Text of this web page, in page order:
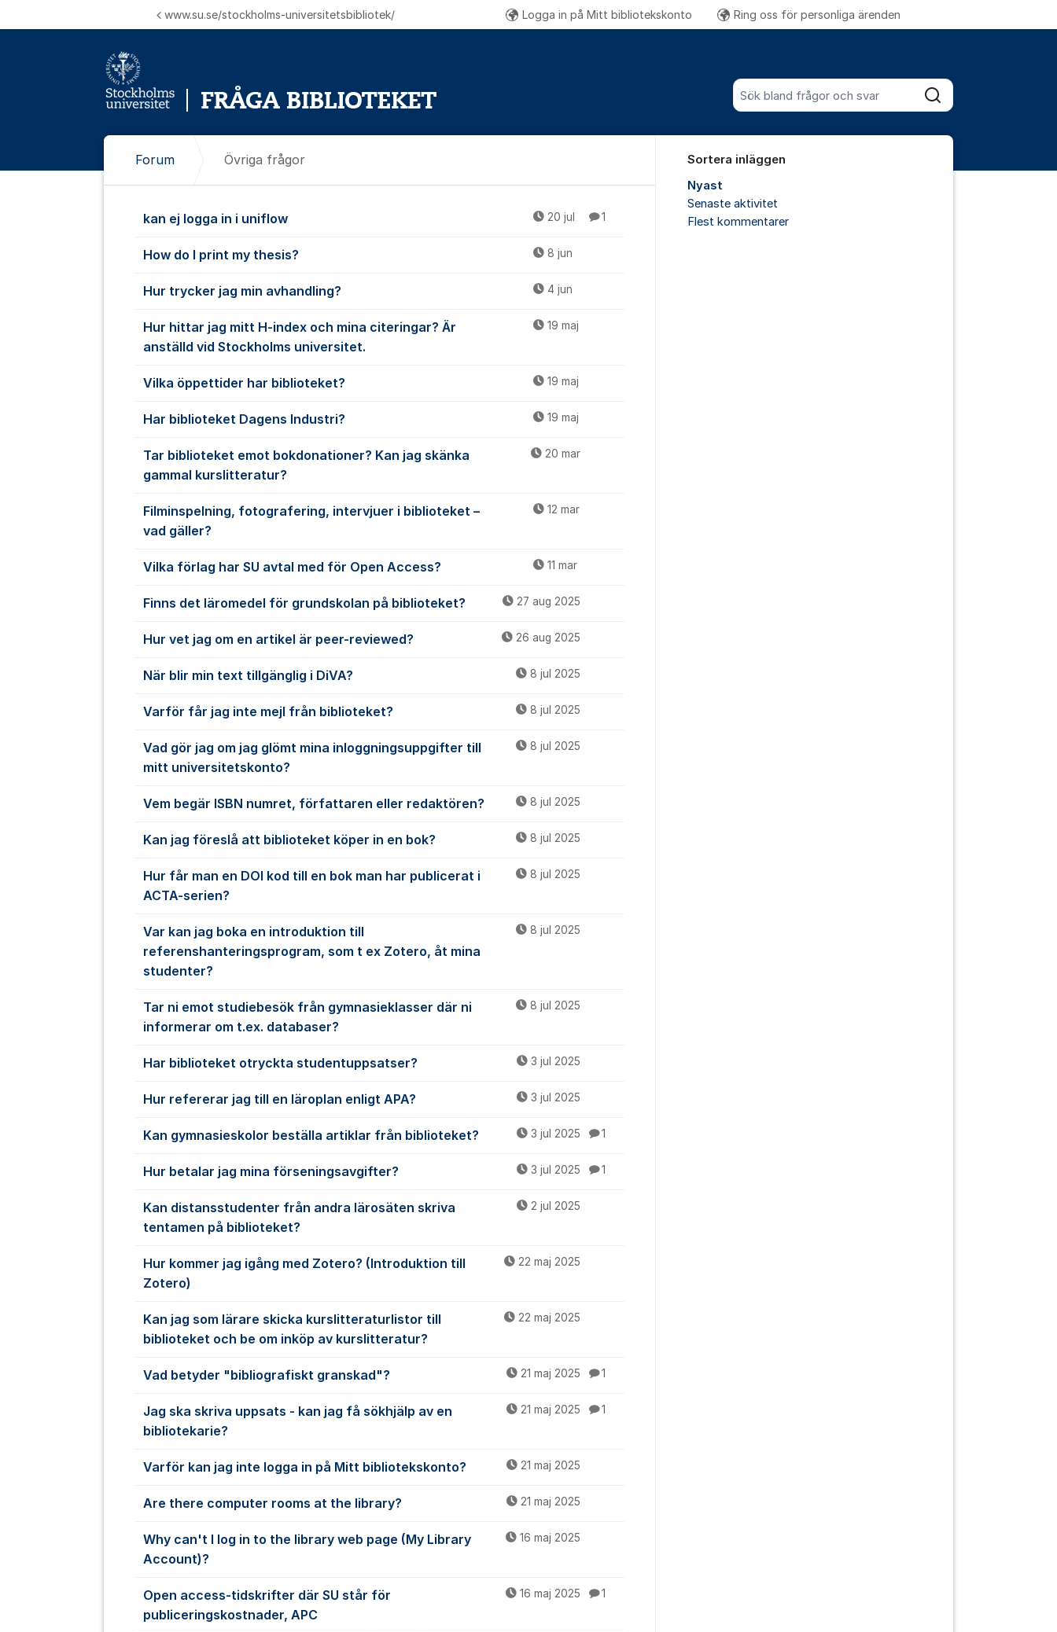
Sök bland alla inlägg
Sök
www.su.se/stockholms-universitetsbibliotek/ Logga in på Mitt bibliotekskonto Ring oss för personliga ärendenFler supportlänkar
Forum Övriga frågor
Övriga frågor
kan ej logga in i uniflow 20 jul 1
How do I print my thesis? 8 jun
Hur trycker jag min avhandling? 4 jun
Hur hittar jag mitt H-index och mina citeringar? Är
anställd vid Stockholms universitet.
19 maj
Vilka öppettider har biblioteket? 19 maj
Har biblioteket Dagens Industri? 19 maj
Tar biblioteket emot bokdonationer? Kan jag skänka
gammal kurslitteratur?
20 mar
Filminspelning, fotografering, intervjuer i biblioteket –
vad gäller?
12 mar
Vilka förlag har SU avtal med för Open Access? 11 mar
Finns det läromedel för grundskolan på biblioteket? 27 aug 2025
Hur vet jag om en artikel är peer-reviewed? 26 aug 2025
När blir min text tillgänglig i DiVA? 8 jul 2025
Varför får jag inte mejl från biblioteket? 8 jul 2025
Vad gör jag om jag glömt mina inloggningsuppgifter till
mitt universitetskonto?
8 jul 2025
Vem begär ISBN numret, författaren eller redaktören? 8 jul 2025
Kan jag föreslå att biblioteket köper in en bok? 8 jul 2025
Hur får man en DOI kod till en bok man har publicerat i
ACTA-serien?
8 jul 2025
Var kan jag boka en introduktion till
referenshanteringsprogram, som t ex Zotero, åt mina
studenter?
8 jul 2025
Tar ni emot studiebesök från gymnasieklasser där ni
informerar om t.ex. databaser?
8 jul 2025
Har biblioteket otryckta studentuppsatser? 3 jul 2025
Hur refererar jag till en läroplan enligt APA? 3 jul 2025
Kan gymnasieskolor beställa artiklar från biblioteket? 3 jul 2025 1
Hur betalar jag mina förseningsavgifter? 3 jul 2025 1
Kan distansstudenter från andra lärosäten skriva
tentamen på biblioteket?
2 jul 2025
Hur kommer jag igång med Zotero? (Introduktion till
Zotero)
22 maj 2025
Kan jag som lärare skicka kurslitteraturlistor till
biblioteket och be om inköp av kurslitteratur?
22 maj 2025
Vad betyder "bibliografiskt granskad"? 21 maj 2025 1
Jag ska skriva uppsats - kan jag få sökhjälp av en
bibliotekarie?
21 maj 2025 1
Varför kan jag inte logga in på Mitt bibliotekskonto? 21 maj 2025
Are there computer rooms at the library? 21 maj 2025
Why can't I log in to the library web page (My Library
Account)?
16 maj 2025
Open access-tidskrifter där SU står för
publiceringskostnader, APC
16 maj 2025 1
Sortera inläggen
Nyast
Senaste aktivitet
Flest kommentarer